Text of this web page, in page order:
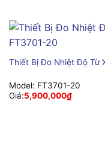
Thiết Bị Đo Nhiệt Độ Từ
Model: FT3701-20
Giá:5,900,000₫